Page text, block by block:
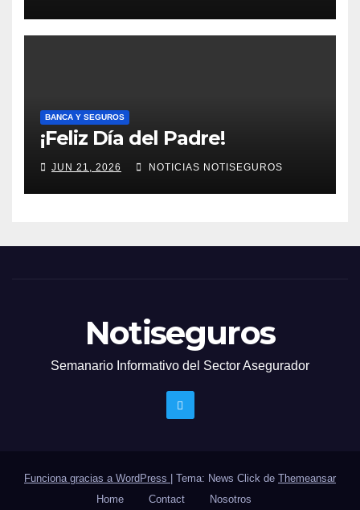
BANCA Y SEGUROS
¡Feliz Día del Padre!
JUN 21, 2026 NOTICIAS NOTISEGUROS
Notiseguros
Semanario Informativo del Sector Asegurador
Funciona gracias a WordPress Tema: News Click de Themeansar
Home
Contact Nosotros